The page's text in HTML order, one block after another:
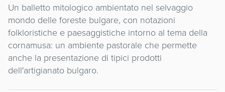
Un balletto mitologico ambientato nel selvaggio
mondo delle foreste bulgare, con notazioni
folkloristiche e paesaggistiche intorno al tema della
cornamusa: un ambiente pastorale che permette
anche la presentazione di tipici prodotti
dell'artigianato bulgaro.